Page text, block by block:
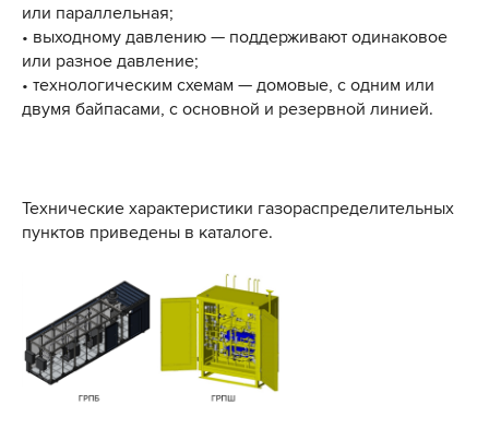
или параллельная;
• выходному давлению — поддерживают одинаковое
или разное давление;
• технологическим схемам — домовые, с одним или
двумя байпасами, с основной и резервной линией.
Технические характеристики газораспределительных
пунктов приведены в каталоге.